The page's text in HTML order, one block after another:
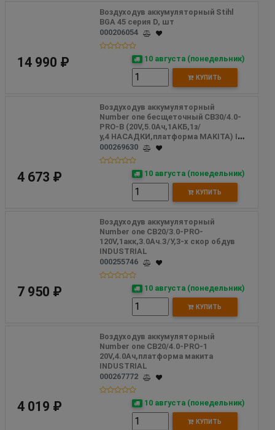
Воздуходув аккумуляторный Stihl
BGA 45 серия D, шт
000206054
14 990 ₽ 10 августа (понедельник)
КУПИТЬ
Воздуходув аккумуляторный
Number one бесщеточный CB30/4.0-
PRO-B (20V,5.0Ач,1АКБ,1з/
у,4 НАСАДКИ,платформа MAKITA) INDUSTRIAL
000269630
4 673 ₽ 10 августа (понедельник)
КУПИТЬ
Воздуходув аккумуляторный
Number one CB20/3.0-PRO-
120V,1акк,3.0Ач.З/У,3-х скор обдув
INDUSTRIAL
000255746
7 950 ₽ 10 августа (понедельник)
КУПИТЬ
Воздуходув аккумуляторный
Number one CB20/4.0-PRO-1
20V,4.0Ач,платформа макита
INDUSTRIAL
000267772
4 019 ₽ 10 августа (понедельник)
КУПИТЬ